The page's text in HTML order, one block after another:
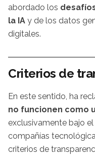
abordado los
la IA y de los datos
digitales.
Criterios de
En este sentido, ha
no funcionen como
exclusivamente bajo
compañías
criterios de